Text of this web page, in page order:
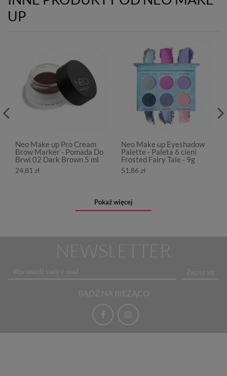
UP
Neo Make up Pro Cream
Brow Marker - Pomada Do
Brwi 02 Dark Brown 5 ml
24,81 zł
Neo Make up Eyeshadow
Palette - Paleta 6 cieni
Frosted Fairy Tale - 9g
51,86 zł
Pokaż więcej
NEWSLETTER
Zapisz się
BĄDŹ NA BIEŻĄCO